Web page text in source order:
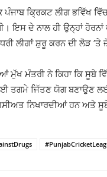
ਪੰਜਾਬ ਕ੍ਰਿਕਟ ਲੀਗ ਭਵਿੱਖ
ਇਸ ਦੇ ਨਾਲ ਹੀ ਉਨ੍ਹਾਂ ਹੋਰਨਾਂ
ਲੀਗਾਂ ਸ਼ੁਰੂ ਕਰਨ ਦੀ ਲੋੜ ’ਤੇ
ਮੁੱਖ ਮੰਤਰੀ ਨੇ ਕਿਹਾ ਕਿ ਸੂਬੇ
ਤਗਮੇ ਜਿੱਤਣ ਯੋਗ ਬਣਾਉਣ ਲਈ
ਨਿਖਾਰਦੀਆਂ ਹਨ ਅਤੇ